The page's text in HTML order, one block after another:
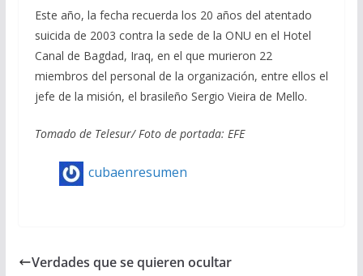
Este año, la fecha recuerda los 20 años del atentado
suicida de 2003 contra la sede de la ONU en el Hotel
Canal de Bagdad, Iraq, en el que murieron 22
miembros del personal de la organización, entre ellos el
jefe de la misión, el brasileño Sergio Vieira de Mello.
Tomado de Telesur/ Foto de portada: EFE
cubaenresumen
Verdades que se quieren ocultar